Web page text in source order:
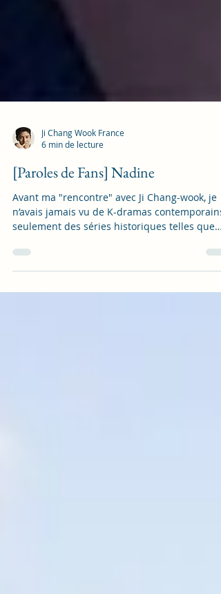
6 min de lecture
[Paroles de Fans] Nadine
Avant ma "rencontre" avec Ji Chang-wook, je
seulement des séries historiques telles que
"The...